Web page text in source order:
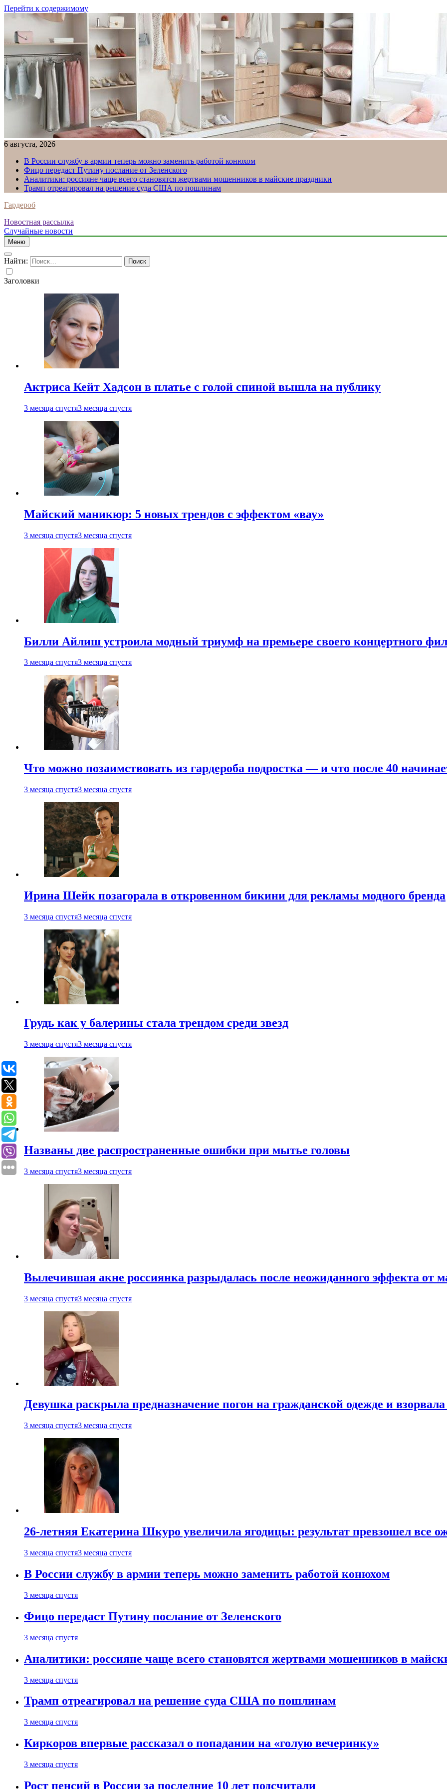
Перейти к содержимому
6 августа, 2026
В России службу в армии теперь можно заменить работой конюхом
Фицо передаст Путину послание от Зеленского
Аналитики: россияне чаще всего становятся жертвами мошенников в майские праздники
Трамп отреагировал на решение суда США по пошлинам
Гардероб
Новостная рассылка
Случайные новости
Меню
Найти:
Заголовки
Актриса Кейт Хадсон в платье с голой спиной вышла на публику
3 месяца спустя3 месяца спустя
Майский маникюр: 5 новых трендов с эффектом «вау»
3 месяца спустя3 месяца спустя
Билли Айлиш устроила модный триумф на премьере своего концертного
3 месяца спустя3 месяца спустя
Что можно позаимствовать из гардероба подростка — и что после 40
3 месяца спустя3 месяца спустя
Ирина Шейк позагорала в откровенном бикини для рекламы модного бренда
3 месяца спустя3 месяца спустя
Грудь как у балерины стала трендом среди звезд
3 месяца спустя3 месяца спустя
Названы две распространенные ошибки при мытье головы
3 месяца спустя3 месяца спустя
Вылечившая акне россиянка разрыдалась после неожиданного эффекта от
3 месяца спустя3 месяца спустя
Девушка раскрыла предназначение погон на гражданской одежде и взорвала
3 месяца спустя3 месяца спустя
26-летняя Екатерина Шкуро увеличила ягодицы: результат превзошел все
3 месяца спустя3 месяца спустя
В России службу в армии теперь можно заменить работой конюхом
3 месяца спустя
Фицо передаст Путину послание от Зеленского
3 месяца спустя
Аналитики: россияне чаще всего становятся жертвами мошенников в
3 месяца спустя
Трамп отреагировал на решение суда США по пошлинам
3 месяца спустя
Киркоров впервые рассказал о попадании на «голую вечеринку»
3 месяца спустя
Рост пенсий в России за последние 10 лет подсчитали